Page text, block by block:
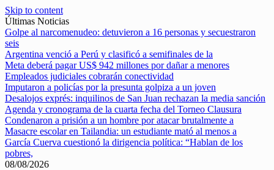
Skip to content
Últimas Noticias
Golpe al narcomenudeo: detuvieron a 16 personas y secuestraron
seis
Argentina venció a Perú y clasificó a semifinales de la
Meta deberá pagar US$ 942 millones por dañar a menores
Empleados judiciales cobrarán conectividad
Imputaron a policías por la presunta golpiza a un joven
Desalojos exprés: inquilinos de San Juan rechazan la media sanción
Agenda y cronograma de la cuarta fecha del Torneo Clausura
Condenaron a prisión a un hombre por atacar brutalmente a
Masacre escolar en Tailandia: un estudiante mató al menos a
García Cuerva cuestionó la dirigencia política: “Hablan de los
pobres,
08/08/2026